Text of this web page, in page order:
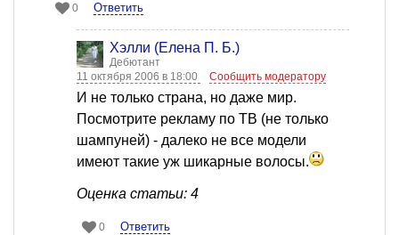
0 Ответить
Хэлли (Елена П. Б.)
Дебютант
11 октября 2006 в 18:00
Сообщить модератору
И не только страна, но даже мир.
Посмотрите рекламу по ТВ (не только
шампуней) - далеко не все модели
имеют такие уж шикарные волосы.
Оценка статьи: 4
0 Ответить